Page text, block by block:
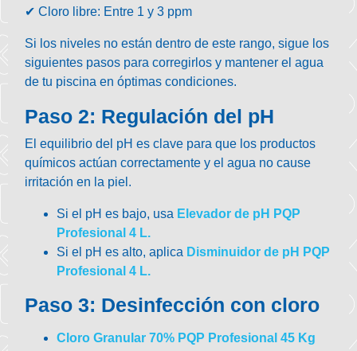
✔Cloro libre: Entre 1 y 3 ppm
Si los niveles no están dentro de este rango, sigue los
siguientes pasos para corregirlos y mantener el agua
de tu piscina en óptimas condiciones.
Paso 2: Regulación del pH
El equilibrio del pH es clave para que los productos
químicos actúan correctamente y el agua no cause
irritación en la piel.
Si el pH es bajo, usa Elevador de pH PQP
Profesional 4 L.
Si el pH es alto, aplica Disminuidor de pH PQP
Profesional 4 L.
Paso 3: Desinfección con cloro
Cloro Granular 70% PQP Profesional 45 Kg